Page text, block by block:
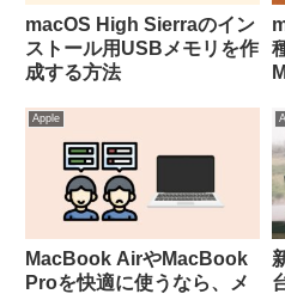
macOS High Sierraのイン
ストール用USBメモリを作
成する方法
Apple
MacBook AirやMacBook
Proを快適に使うなら、メ